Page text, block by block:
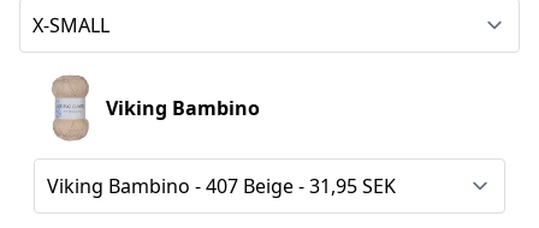
Viking Bambino